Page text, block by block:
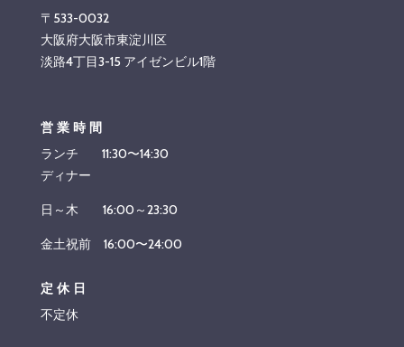
〒533-0032
大阪府大阪市東淀川区
淡路4丁目3-15 アイゼンビル1階
営業時間
ランチ 11:30〜14:30
ディナー
日～木 16:00～23:30
金土祝前 16:00〜24:00
定休日
不定休